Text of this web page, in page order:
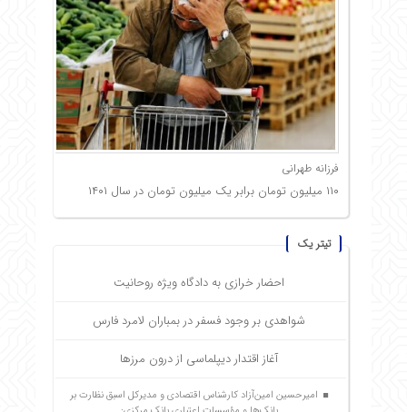
فرزانه طهرانی
۱۱۰ میلیون تومان برابر یک میلیون تومان در سال ۱۴۰۱
تیتر یک
احضار خرازی به دادگاه ویژه روحانیت
شواهدی بر وجود فسفر در بمباران لامرد فارس
آغاز اقتدار دیپلماسی از درون مرزها
امیرحسین امین‌آزاد کارشناس اقتصادی و مدیرکل اسبق نظارت بر